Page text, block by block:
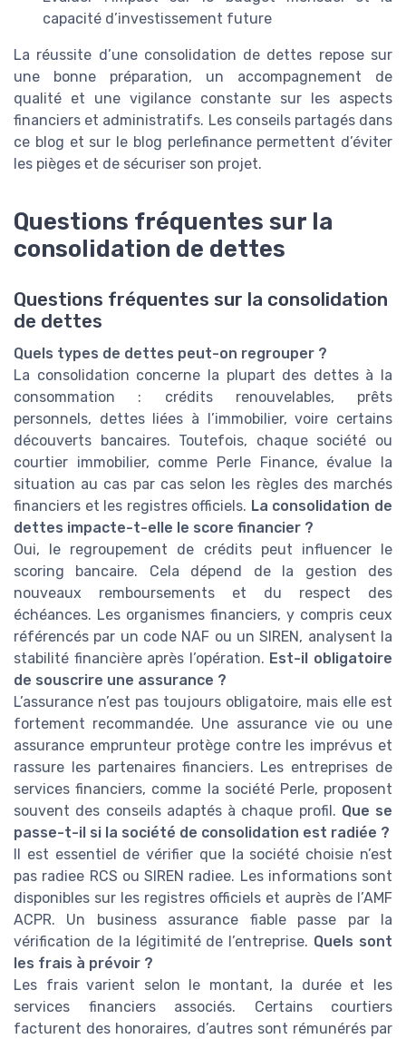
capacité d’investissement future
La réussite d’une consolidation de dettes repose sur
une bonne préparation, un accompagnement de
qualité et une vigilance constante sur les aspects
financiers et administratifs. Les conseils partagés dans
ce blog et sur le blog perlefinance permettent d’éviter
les pièges et de sécuriser son projet.
Questions fréquentes sur la
consolidation de dettes
Questions fréquentes sur la consolidation
de dettes
Quels types de dettes peut-on regrouper ?
La consolidation concerne la plupart des dettes à la
consommation : crédits renouvelables, prêts
personnels, dettes liées à l’immobilier, voire certains
découverts bancaires. Toutefois, chaque société ou
courtier immobilier, comme Perle Finance, évalue la
situation au cas par cas selon les règles des marchés
financiers et les registres officiels. La consolidation de
dettes impacte-t-elle le score financier ?
Oui, le regroupement de crédits peut influencer le
scoring bancaire. Cela dépend de la gestion des
nouveaux remboursements et du respect des
échéances. Les organismes financiers, y compris ceux
référencés par un code NAF ou un SIREN, analysent la
stabilité financière après l’opération. Est-il obligatoire
de souscrire une assurance ?
L’assurance n’est pas toujours obligatoire, mais elle est
fortement recommandée. Une assurance vie ou une
assurance emprunteur protège contre les imprévus et
rassure les partenaires financiers. Les entreprises de
services financiers, comme la société Perle, proposent
souvent des conseils adaptés à chaque profil. Que se
passe-t-il si la société de consolidation est radiée ?
Il est essentiel de vérifier que la société choisie n’est
pas radiee RCS ou SIREN radiee. Les informations sont
disponibles sur les registres officiels et auprès de l’AMF
ACPR. Un business assurance fiable passe par la
vérification de la légitimité de l’entreprise. Quels sont
les frais à prévoir ?
Les frais varient selon le montant, la durée et les
services financiers associés. Certains courtiers
facturent des honoraires, d’autres sont rémunérés par